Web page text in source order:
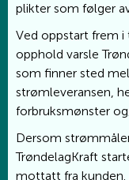
plikter som følger
Ved oppstart frem i
opphold varsle
som finner sted
strømleveransen,
forbruksmønster
Dersom
TrøndelagKraft
mottatt fra kunden.